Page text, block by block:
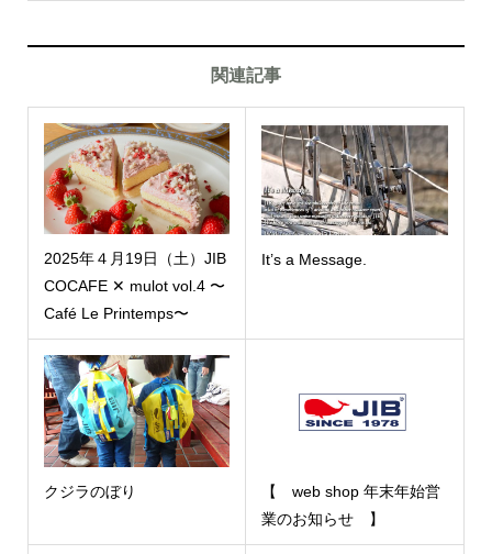
関連記事
2025年４月19日（土）JIB
COCAFE ✕ mulot vol.4 〜
Café Le Printemps〜
It’s a Message.
クジラのぼり
【 web shop 年末年始営
業のお知らせ 】